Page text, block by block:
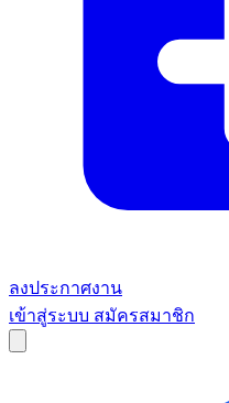
ลงประกาศงาน
เข้าสู่ระบบ สมัครสมาชิก